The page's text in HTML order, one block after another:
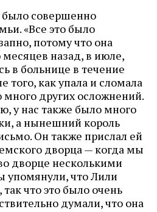
было совершенно
«Все это было
потому что она
месяцев назад, в июле,
в больнице в течение
того, как упала и сломала
много других осложнений.
у нас также было много
а нынешний король
Он также прислал ей
дворца — когда мы
дворце несколькими
упомянули, что Лили
что это было очень
думали, что она